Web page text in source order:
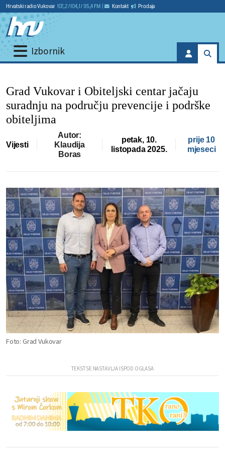
Hrvatski radio Vukovar 107,2 / 104,1 / 95,4 FM Kontakt Prodaja
Izbornik
Grad Vukovar i Obiteljski centar jačaju
suradnju na području prevencije i podrške
obiteljima
Vijesti
Autor:
Klaudija
Boras
petak, 10.
listopada 2025.
prije 10
mjeseci
Foto: Grad Vukovar